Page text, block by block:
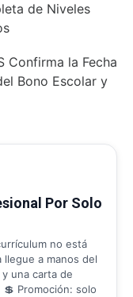
de Niveles
Confirma la Fecha
Bono Escolar y
Por Solo
no está
a manos del
una carta de
Promoción: solo